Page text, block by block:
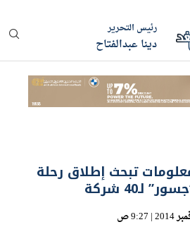
رئيس التحرير
دينا عبدالفتاح
تبحث إطلاق رحلة
شركة